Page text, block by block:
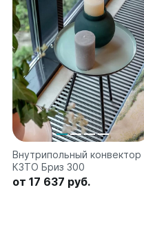
Внутрипольный конвектор
КЗТО Бриз 300
от 17 637 руб.